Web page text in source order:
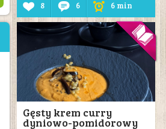
8 6 6 min
Gęsty krem curry
dyniowo-pomidorowy